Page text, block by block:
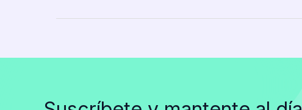
a
evitar